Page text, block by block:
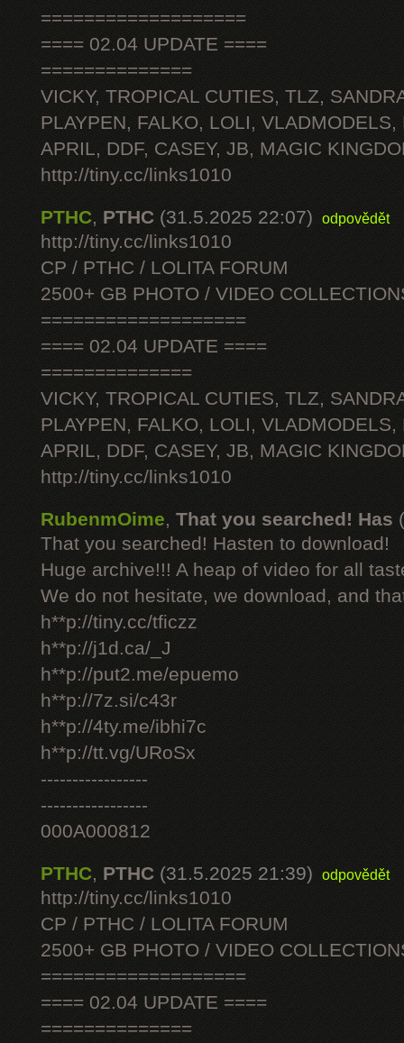
===================
==== 02.04 UPDATE ====
==============
VICKY, TROPICAL CUTIES, TLZ,
PLAYPEN, FALKO, LOLI, VLADMODELS,
APRIL, DDF, CASEY, JB, MAGIC
http://tiny.cc/links1010
PTHC, PTHC (31.5.2025 22:07) odpovědět
http://tiny.cc/links1010
CP / PTHC / LOLITA FORUM
2500+ GB PHOTO / VIDEO
===================
==== 02.04 UPDATE ====
==============
VICKY, TROPICAL CUTIES, TLZ,
PLAYPEN, FALKO, LOLI, VLADMODELS,
APRIL, DDF, CASEY, JB, MAGIC
http://tiny.cc/links1010
RubenmOime, That you searched! Has
That you searched! Hasten to download!
Huge archive!!! A heap of video for all
We do not hesitate, we download, and
h**p://tiny.cc/tficzz
h**p://j1d.ca/_J
h**p://put2.me/epuemo
h**p://7z.si/c43r
h**p://4ty.me/ibhi7c
h**p://tt.vg/URoSx
-----------------
-----------------
000A000812
PTHC, PTHC (31.5.2025 21:39) odpovědět
http://tiny.cc/links1010
CP / PTHC / LOLITA FORUM
2500+ GB PHOTO / VIDEO
===================
==== 02.04 UPDATE ====
==============